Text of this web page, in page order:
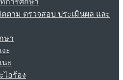
การศึกษา
ตาม ตรวจสอบ ประเมินผล และ
ษา
ะ
นะ
ไอร้อง